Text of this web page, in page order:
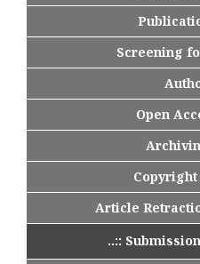
Screening
Open
Article
..::